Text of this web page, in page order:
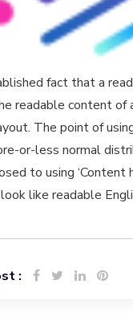
fact that a
readable content of
The point of
or-less normal
to using ‘Content
look like readable
: